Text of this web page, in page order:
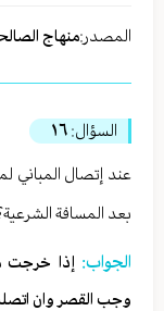
المصدر:منهاج
السؤال: ١٦
بعد المسافة
الجواب: إذا خرجت
وجب القصر وان